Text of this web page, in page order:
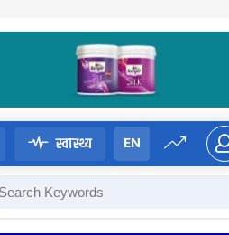
स्वास्थ्य EN